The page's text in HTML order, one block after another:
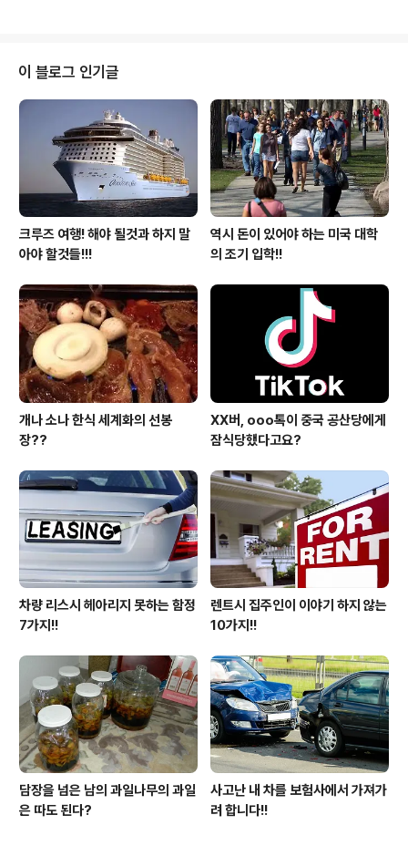
때까지 참고 계시는 분들도 많이 있는 것을 주위에서 쉽게
보실수 있을 겁니다. 그러나 이런 치과 치료에 대한 불만이
비단 한인뿐만 아니라 미국인들도 치과 진료에 대해 곱지
않은 시선을 보내고 있다 합니다. 사실 병원 진료도 잘모르
지만 치과 진료 내용을 일반인들은 잘 알지 못합니다. 아파
서 아니 정기적인 치과 방문에 ..
이 블로그 인기글
크루즈 여행! 해야 될것과 하지 말
아야 할것들!!!
역시 돈이 있어야 하는 미국 대학
의 조기 입학!!
개나 소나 한식 세계화의 선봉
장??
XX버, ooo톡이 중국 공산당에게
잠식당했다고요?
차량 리스시 헤아리지 못하는 함정
7가지!!
렌트시 집주인이 이야기 하지 않는
10가지!!
담장을 넘은 남의 과일나무의 과일
은 따도 된다?
사고난 내 차를 보험사에서 가져가
려 합니다!!